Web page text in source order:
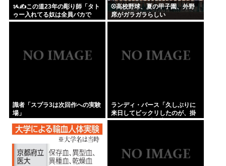
ᝰ✍この道23年の彫り師「タト
ゥー入れてる奴は全員バカで
す」
⚾高校野球、夏の甲子園、外野
席がガラガラらしい
識者「スプラ3は次回作への実験
場」
ランディ・バース「久しぶりに
来日してビックリしたのが、掛
布さんの髪の毛が増えていた。